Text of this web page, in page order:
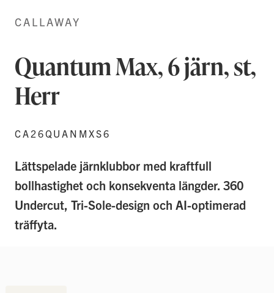
Quantum Max, 6 järn, st,
Herr
CALLAWAY
CA26QUANMXS6
Lättspelade järnklubbor med kraftfull
bollhastighet och konsekventa längder. 360
Undercut, Tri-Sole-design och AI-optimerad
träffyta.
början
av